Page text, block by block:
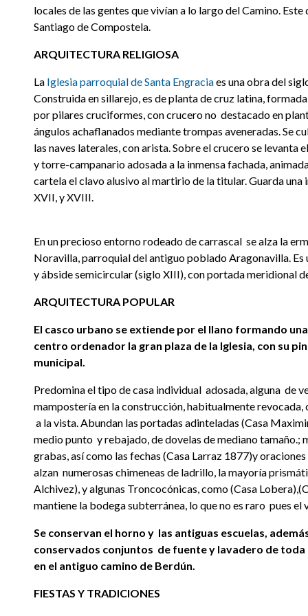
locales de las gentes que vivían a lo largo del Camino.
Santiago de Compostela.
ARQUITECTURA RELIGIOSA
La Iglesia parroquial de Santa Engraciaes una obra del
Construida en sillarejo, es de planta de cruz latina,
por pilares cruciformes, con crucero no destacado en
ángulos achaflanados mediante trompas aveneradas. Se
las naves laterales, con arista. Sobre el crucero se
y torre-campanario adosada a la inmensa fachada,
cartela el clavo alusivo al martirio de la titular. Guarda
XVII, y XVIII.
En un precioso entorno rodeado de carrascal se alza la
Noravilla, parroquial del antiguo poblado Aragonavilla.
y ábside semicircular (siglo XIII), con portada meridional
ARQUITECTURA POPULAR
El casco urbano se extiende por el llano formando
centro ordenador la gran plaza de la Iglesia, con su
municipal.
Predomina el tipo de casa individual adosada, alguna de
mampostería en la construcción, habitualmente
a la vista. Abundan las portadas adinteladas (Casa
medio punto y rebajado, de dovelas de mediano tamaño.;
grabas, así como las fechas (Casa Larraz 1877)y
alzan numerosas chimeneas de ladrillo, la mayoría
Alchivez), y algunas Troncocónicas, como (Casa
mantiene la bodega subterránea, lo que no es raro pues
Se conservan el horno y las antiguas escuelas,
conservados conjuntos de fuente y lavadero de
en el antiguo camino de Berdún.
FIESTAS Y TRADICIONES